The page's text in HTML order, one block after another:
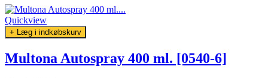
Quickview
+ Læg i indkøbskurv
Multona Autospray 400 ml. [0540-6]